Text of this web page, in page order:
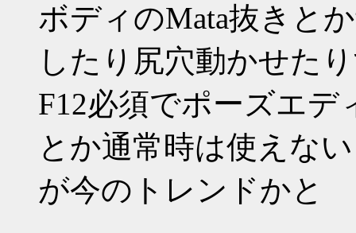
ボディのMata抜きと
したり尻穴動かせた
F12必須でポーズエデ
とか通常時は使えな
が今のトレンドかと